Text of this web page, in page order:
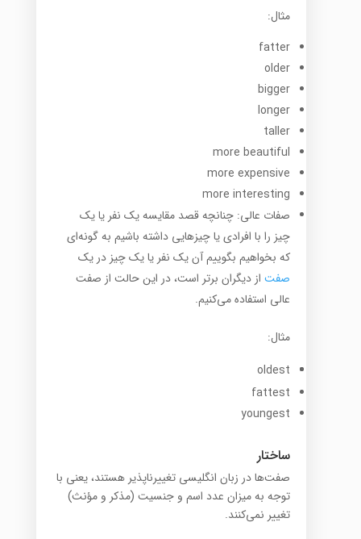
مثال:
fatter
older
bigger
longer
taller
more beautiful
more expensive
more interesting
صفات عالی: چنانچه قصد مقایسه یک نفر یا یک
چیز را با افرادی یا چیزهایی داشته باشیم به گونه‌ای
که بخواهیم بگوییم آن یک نفر یا یک چیز در یک
صفتاز دیگران برتر است، در این حالت از صفت
عالی استفاده می‌کنیم.
مثال:
oldest
fattest
youngest
ساختار
صفت‌ها در زبان انگلیسی تغییرناپذیر هستند، یعنی با
توجه به میزان عدد اسم و جنسیت (مذکر و مؤنث)
تغییر نمی‌کنند.